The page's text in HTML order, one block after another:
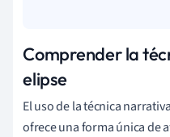
Comprender la
elipse
El uso de la técnica
ofrece una forma única de